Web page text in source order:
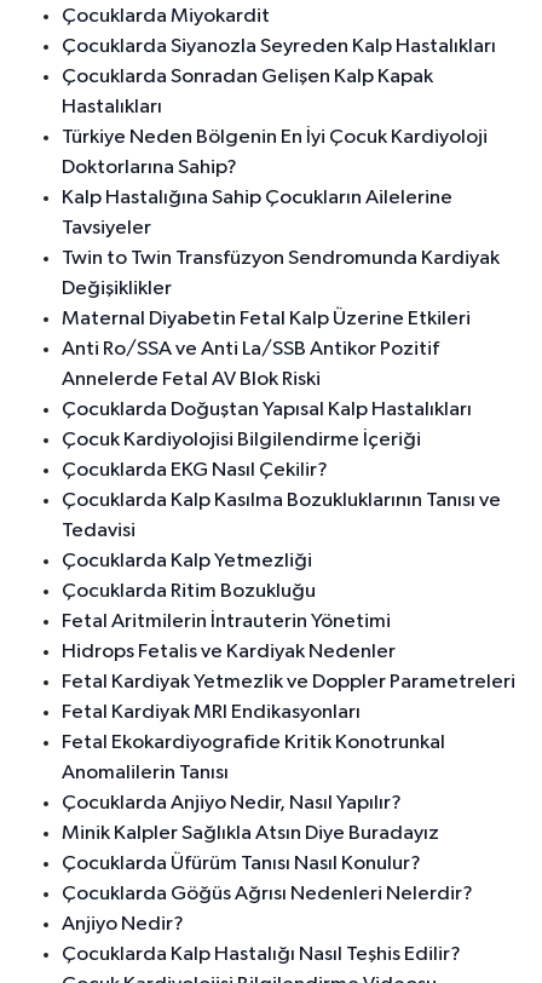
Çocuklarda Miyokardit
Çocuklarda Siyanozla Seyreden Kalp Hastalıkları
Çocuklarda Sonradan Gelişen Kalp Kapak
Hastalıkları
Türkiye Neden Bölgenin En İyi Çocuk Kardiyoloji
Doktorlarına Sahip?
Kalp Hastalığına Sahip Çocukların Ailelerine
Tavsiyeler
Twin to Twin Transfüzyon Sendromunda Kardiyak
Değişiklikler
Maternal Diyabetin Fetal Kalp Üzerine Etkileri
Anti Ro/SSA ve Anti La/SSB Antikor Pozitif
Annelerde Fetal AV Blok Riski
Çocuklarda Doğuştan Yapısal Kalp Hastalıkları
Çocuk Kardiyolojisi Bilgilendirme İçeriği
Çocuklarda EKG Nasıl Çekilir?
Çocuklarda Kalp Kasılma Bozukluklarının Tanısı ve
Tedavisi
Çocuklarda Kalp Yetmezliği
Çocuklarda Ritim Bozukluğu
Fetal Aritmilerin İntrauterin Yönetimi
Hidrops Fetalis ve Kardiyak Nedenler
Fetal Kardiyak Yetmezlik ve Doppler Parametreleri
Fetal Kardiyak MRI Endikasyonları
Fetal Ekokardiyografide Kritik Konotrunkal
Anomalilerin Tanısı
Çocuklarda Anjiyo Nedir, Nasıl Yapılır?
Minik Kalpler Sağlıkla Atsın Diye Buradayız
Çocuklarda Üfürüm Tanısı Nasıl Konulur?
Çocuklarda Göğüs Ağrısı Nedenleri Nelerdir?
Anjiyo Nedir?
Çocuklarda Kalp Hastalığı Nasıl Teşhis Edilir?